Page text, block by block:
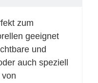
zum
geeignet
und
auch speziell